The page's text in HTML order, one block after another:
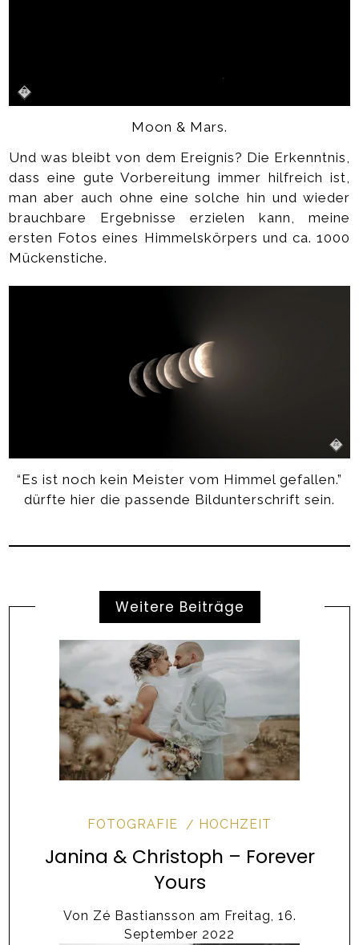
Moon & Mars.
Und was bleibt von dem Ereignis? Die Erkenntnis,
dass eine gute Vorbereitung immer hilfreich ist,
man aber auch ohne eine solche hin und wieder
brauchbare Ergebnisse erzielen kann, meine
ersten Fotos eines Himmelskörpers und ca. 1000
Mückenstiche.
“Es ist noch kein Meister vom Himmel gefallen.”
dürfte hier die passende Bildunterschrift sein.
Weitere Beiträge
FOTOGRAFIE HOCHZEIT
Janina & Christoph – Forever
Yours
Von Zé Bastiansson am Freitag, 16.
September 2022